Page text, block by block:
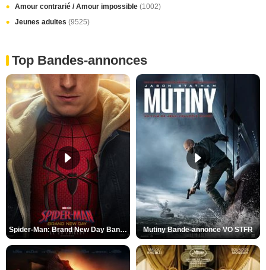
Amour contrarié / Amour impossible (1002)
Jeunes adultes (9525)
Top Bandes-annonces
Spider-Man: Brand New Day Bande-annonce VO STFR Mutiny Bande-annonce VO STFR